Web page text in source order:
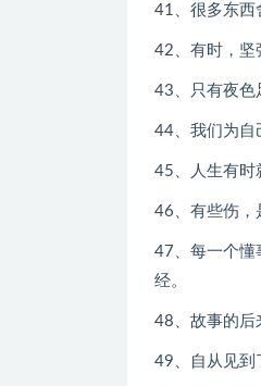
41、很多东西
42、有时，坚
43、只有夜色
44、我们为自
45、人生有时
46、有些伤，
47、每一个懂
经。
48、故事的后
49、自从见到